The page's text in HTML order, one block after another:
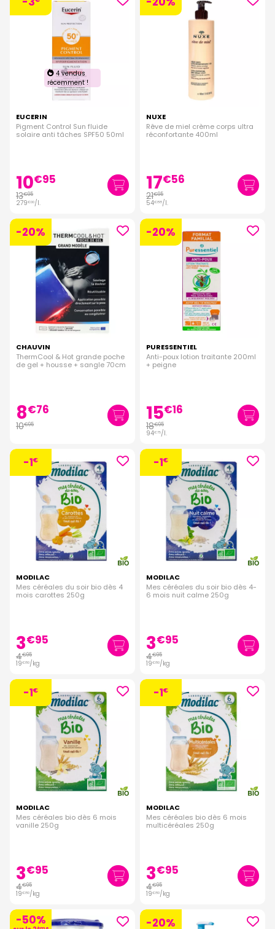
4 vendus
récemment !
EUCERIN
Pigment Control Sun fluide
solaire anti tâches SPF50 50ml
10€95
13€95
279€00/l.
NUXE
Rêve de miel crème corps ultra
réconfortante 400ml
17€56
21€95
54€88/l.
-20%
CHAUVIN
ThermCool & Hot grande poche
de gel + housse + sangle 70cm
8€76
10€95
-20%
PURESSENTIEL
Anti-poux lotion traitante 200ml
+ peigne
15€16
18€95
94€75/l.
-1€
MODILAC
Mes céréales du soir bio dès 4
mois carottes 250g
3€95
4€95
19€80/kg
-1€
MODILAC
Mes céréales du soir bio dès 4-
6 mois nuit calme 250g
3€95
4€95
19€80/kg
-1€
MODILAC
Mes céréales bio dès 6 mois
vanille 250g
3€95
4€95
19€80/kg
-1€
MODILAC
Mes céréales bio dès 6 mois
multicéréales 250g
3€95
4€95
19€80/kg
-50% -20%